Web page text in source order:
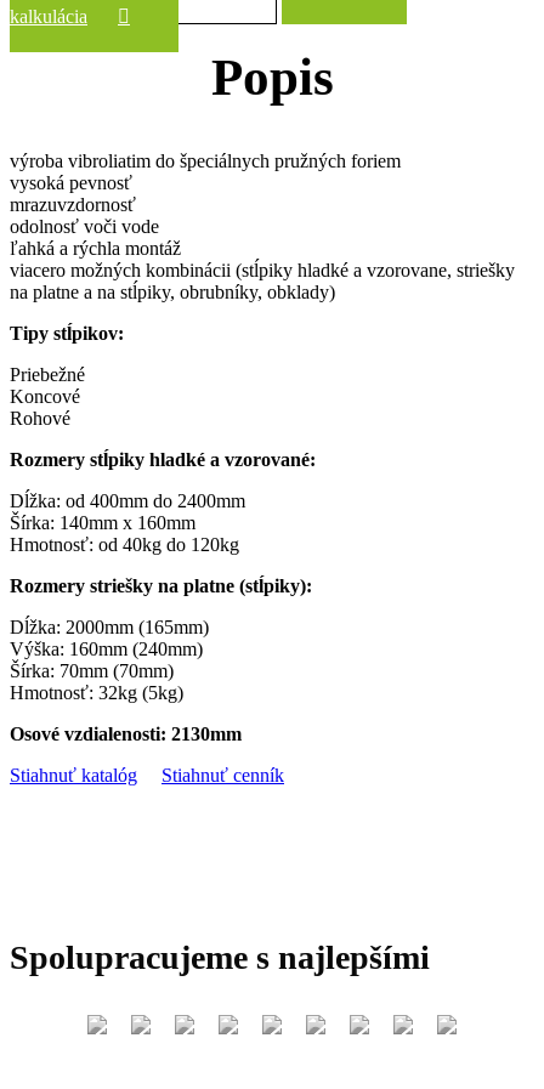
kalkulácia
Popis
výroba vibroliatim do špeciálnych pružných foriem
vysoká pevnosť
mrazuvzdornosť
odolnosť voči vode
ľahká a rýchla montáž
viacero možných kombinácii (stĺpiky hladké a vzorovane, striešky
na platne a na stĺpiky, obrubníky, obklady)
Tipy stĺpikov:
Priebežné
Koncové
Rohové
Rozmery stĺpiky hladké a vzorované:
Dĺžka: od 400mm do 2400mm
Šírka: 140mm x 160mm
Hmotnosť: od 40kg do 120kg
Rozmery striešky na platne (stĺpiky):
Dĺžka: 2000mm (165mm)
Výška: 160mm (240mm)
Šírka: 70mm (70mm)
Hmotnosť: 32kg (5kg)
Osové vzdialenosti: 2130mm
Stiahnuť katalóg
Stiahnuť cenník
Spolupracujeme s najlepšími